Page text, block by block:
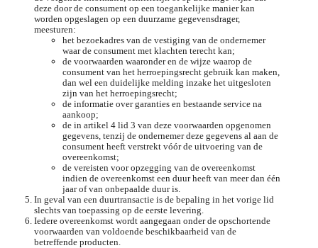
deze door de consument op een toegankelijke manier kan
worden opgeslagen op een duurzame gegevensdrager,
meesturen:
het bezoekadres van de vestiging van de ondernemer
waar de consument met klachten terecht kan;
de voorwaarden waaronder en de wijze waarop de
consument van het herroepingsrecht gebruik kan maken,
dan wel een duidelijke melding inzake het uitgesloten
zijn van het herroepingsrecht;
de informatie over garanties en bestaande service na
aankoop;
de in artikel 4 lid 3 van deze voorwaarden opgenomen
gegevens, tenzij de ondernemer deze gegevens al aan de
consument heeft verstrekt vóór de uitvoering van de
overeenkomst;
de vereisten voor opzegging van de overeenkomst
indien de overeenkomst een duur heeft van meer dan één
jaar of van onbepaalde duur is.
In geval van een duurtransactie is de bepaling in het vorige lid
slechts van toepassing op de eerste levering.
Iedere overeenkomst wordt aangegaan onder de opschortende
voorwaarden van voldoende beschikbaarheid van de
betreffende producten.